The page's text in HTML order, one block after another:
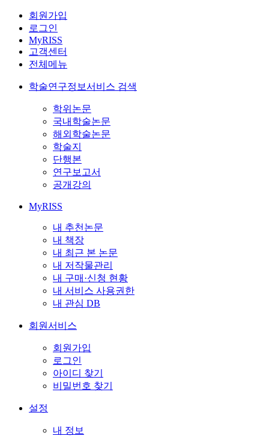
회원가입
로그인
MyRISS
고객센터
전체메뉴
학술연구정보서비스 검색
학위논문
국내학술논문
해외학술논문
학술지
단행본
연구보고서
공개강의
MyRISS
내 추천논문
내 책장
내 최근 본 논문
내 저작물관리
내 구매·신청 현황
내 서비스 사용권한
내 관심 DB
회원서비스
회원가입
로그인
아이디 찾기
비밀번호 찾기
설정
내 정보